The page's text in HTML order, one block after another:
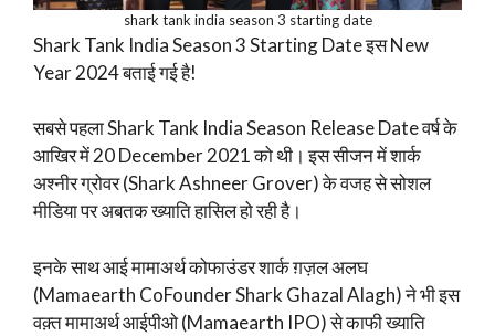
shark tank india season 3 starting date
Shark Tank India Season 3 Starting Date इस New
Year 2024 बताई गई है!
सबसे पहला Shark Tank India Season Release Date वर्ष के
आखिर में 20 December 2021 को थी। इस सीजन में शार्क
अश्नीर ग्रोवर (Shark Ashneer Grover) के वजह से सोशल
मीडिया पर अबतक ख्याति हासिल हो रही है।
इनके साथ आई मामाअर्थ कोफाउंडर शार्क ग़ज़ल अलघ
(Mamaearth CoFounder Shark Ghazal Alagh) ने भी इस
वक़्त मामाअर्थ आईपीओ (Mamaearth IPO) से काफी ख्याति